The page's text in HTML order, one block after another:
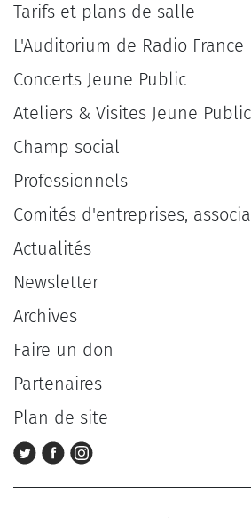
Tarifs et plans de salle
L'Auditorium de Radio France
Concerts Jeune Public
Ateliers & Visites Jeune Public
Champ social
Professionnels
Comités d'entreprises,
Actualités
Newsletter
Archives
Faire un don
Partenaires
Plan de site